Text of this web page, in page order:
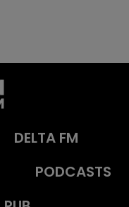
DELTA FM
PODCASTS